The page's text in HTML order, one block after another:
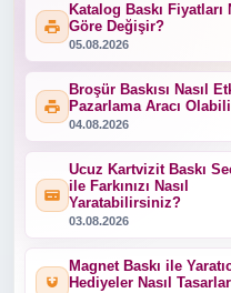
Katalog Baskı Fiyatları
Göre Değişir?
05.08.2026
Broşür Baskısı Nasıl
Pazarlama Aracı
04.08.2026
Ucuz Kartvizit Baskı
ile Farkınızı Nasıl
Yaratabilirsiniz?
03.08.2026
Magnet Baskı ile
Hediyeler Nasıl